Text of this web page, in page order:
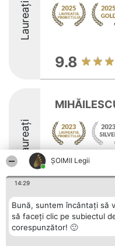
ȘOIMII Legii
14:29
Bună, suntem încântați să
să faceți clic pe subiectul
corespunzător! 🙂
Laureați
9.8
Laureați
Organizator Ranking
BRIGHT SOLUTIONS BR SRL
Aleea Timisul De Sus 2 Bl. A30